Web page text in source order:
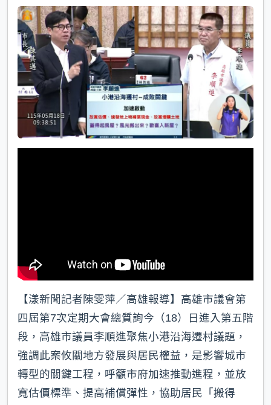
e
e
b
o
o
k
h
a
t
r
e
【漾新聞記者陳雯萍／高雄報導】高雄市議會第
四屆第7次定期大會總質詢今（18）日進入第五階
段，高雄市議員李順進聚焦小港沿海遷村議題，
強調此案攸關地方發展與居民權益，是影響城市
轉型的關鍵工程，呼籲市府加速推動進程，並放
寬估價標準、提高補償彈性，協助居民「搬得